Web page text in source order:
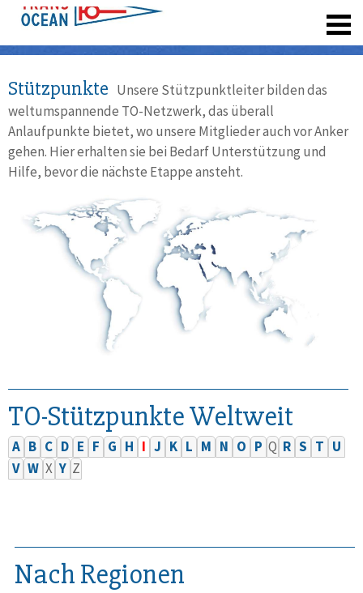
Stützpunkte Unsere Stützpunktleiter bilden das
weltumspannende TO-Netzwerk, das überall
Anlaufpunkte bietet, wo unsere Mitglieder auch vor Anker
gehen. Hier erhalten sie bei Bedarf Unterstützung und
Hilfe, bevor die nächste Etappe ansteht.
TO-Stützpunkte Weltweit
A B C D E F G H I J K L M N O P Q R S T U
V W X Y Z
Nach Regionen